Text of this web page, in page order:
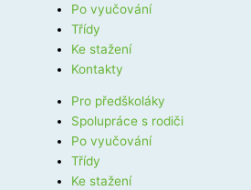
Po vyučování
Třídy
Ke stažení
Kontakty
Pro předškoláky
Spolupráce s rodiči
Po vyučování
Třídy
Ke stažení